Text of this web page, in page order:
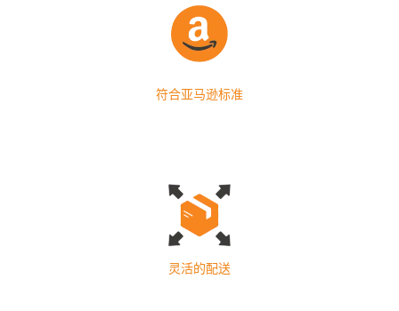
符合亚马逊标准
灵活的配送